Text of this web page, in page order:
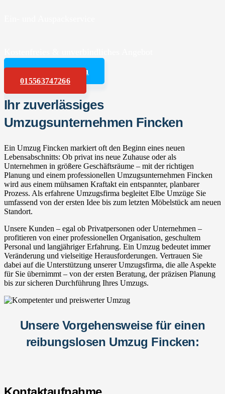
Angebot anfordern
015563747266
Ihr zuverlässiges
Umzugsunternehmen Fincken
Ein Umzug Fincken markiert oft den Beginn eines neuen
Lebensabschnitts: Ob privat ins neue Zuhause oder als
Unternehmen in größere Geschäftsräume – mit der richtigen
Planung und einem professionellen Umzugsunternehmen Fincken
wird aus einem mühsamen Kraftakt ein entspannter, planbarer
Prozess. Als erfahrene Umzugsfirma begleitet Elbe Umzüge Sie
umfassend von der ersten Idee bis zum letzten Möbelstück am neuen
Standort.
Unsere Kunden – egal ob Privatpersonen oder Unternehmen –
profitieren von einer professionellen Organisation, geschultem
Personal und langjähriger Erfahrung. Ein Umzug bedeutet immer
Veränderung und vielseitige Herausforderungen. Vertrauen Sie
dabei auf die Unterstützung unserer Umzugsfirma, die alle Aspekte
für Sie übernimmt – von der ersten Beratung, der präzisen Planung
bis zur sicheren Durchführung Ihres Umzugs.
Unsere Vorgehensweise für einen
reibungslosen Umzug Fincken: